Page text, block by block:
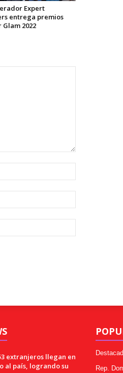
Expert
entrega premios
Glam 2022
extranjeros llegan en
al país, logrando su
Rep.